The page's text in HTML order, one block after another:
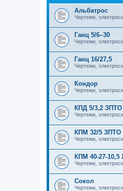
Альбатрос
Чертежи,
Ганц 5/6–30
Чертежи,
Ганц 16/27,5
Чертежи,
Кондор
Чертежи,
КПД 5/3,2
Чертежи,
КПМ 32/5 ЗПТО
Чертежи,
КПМ 40-27-
Чертежи,
Сокол
Чертежи,